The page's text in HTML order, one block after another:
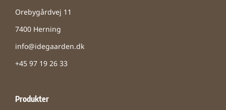
Orebygårdvej 11
7400 Herning
info@idegaarden.dk
+45 97 19 26 33
Produkter